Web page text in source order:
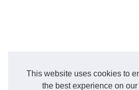
This website uses cookies to
the best experience on